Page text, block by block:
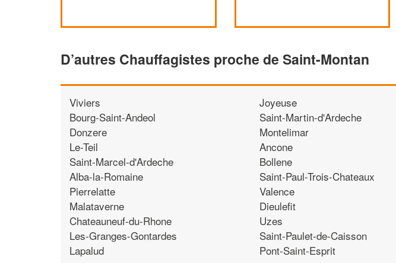
D’autres Chauffagistes proche de Saint-Montan
Viviers
Bourg-Saint-Andeol
Donzere
Le-Teil
Saint-Marcel-d'Ardeche
Alba-la-Romaine
Pierrelatte
Malataverne
Chateauneuf-du-Rhone
Les-Granges-Gontardes
Lapalud
Joyeuse
Saint-Martin-d'Ardeche
Montelimar
Ancone
Bollene
Saint-Paul-Trois-Chateaux
Valence
Dieulefit
Uzes
Saint-Paulet-de-Caisson
Pont-Saint-Esprit